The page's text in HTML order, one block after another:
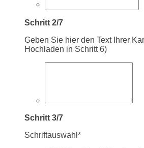
Schritt 2/7
Geben Sie hier den Text Ihrer
Hochladen in Schritt 6)
Schritt 3/7
Schriftauswahl*